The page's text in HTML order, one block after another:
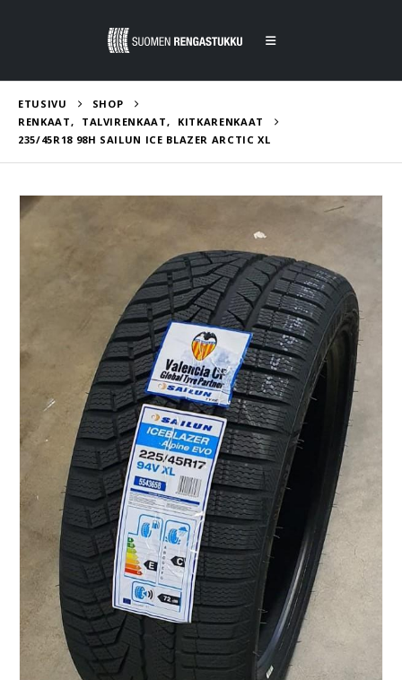
ETUSIVU
SHOP
RENKAAT, TALVIRENKAAT,
KITKARENKAAT
235/45R18 98H SAILUN ICE BLAZER ARCTIC XL